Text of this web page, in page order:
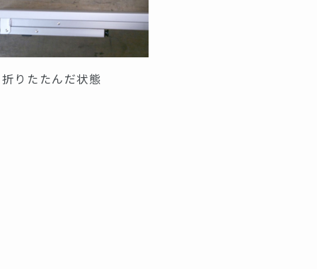
折りたたんだ状態